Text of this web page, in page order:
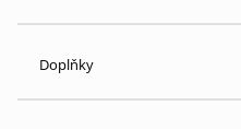
Doplňky